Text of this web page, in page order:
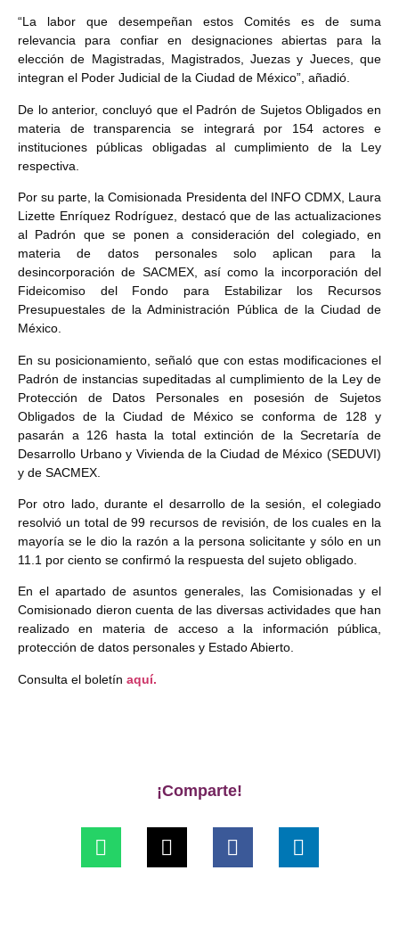
“La labor que desempeñan estos Comités es de suma
relevancia para confiar en designaciones abiertas para la
elección de Magistradas, Magistrados, Juezas y Jueces, que
integran el Poder Judicial de la Ciudad de México”, añadió.
De lo anterior, concluyó que el Padrón de Sujetos Obligados en
materia de transparencia se integrará por 154 actores e
instituciones públicas obligadas al cumplimiento de la Ley
respectiva.
Por su parte, la Comisionada Presidenta del INFO CDMX, Laura
Lizette Enríquez Rodríguez, destacó que de las actualizaciones
al Padrón que se ponen a consideración del colegiado, en
materia de datos personales solo aplican para la
desincorporación de SACMEX, así como la incorporación del
Fideicomiso del Fondo para Estabilizar los Recursos
Presupuestales de la Administración Pública de la Ciudad de
México.
En su posicionamiento, señaló que con estas modificaciones el
Padrón de instancias supeditadas al cumplimiento de la Ley de
Protección de Datos Personales en posesión de Sujetos
Obligados de la Ciudad de México se conforma de 128 y
pasarán a 126 hasta la total extinción de la Secretaría de
Desarrollo Urbano y Vivienda de la Ciudad de México (SEDUVI)
y de SACMEX.
Por otro lado, durante el desarrollo de la sesión, el colegiado
resolvió un total de 99 recursos de revisión, de los cuales en la
mayoría se le dio la razón a la persona solicitante y sólo en un
11.1 por ciento se confirmó la respuesta del sujeto obligado.
En el apartado de asuntos generales, las Comisionadas y el
Comisionado dieron cuenta de las diversas actividades que han
realizado en materia de acceso a la información pública,
protección de datos personales y Estado Abierto.
Consulta el boletín aquí.
¡Comparte!